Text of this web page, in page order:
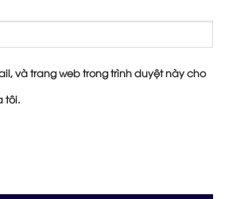
và trang web trong trình duyệt này cho
tôi.